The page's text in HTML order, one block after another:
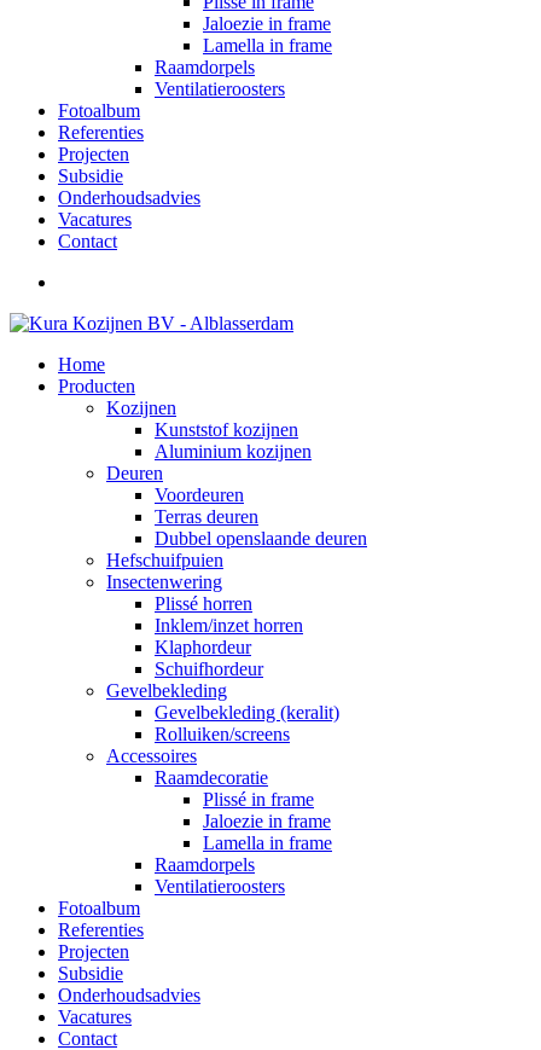
Jaloezie in frame
Lamella in frame
Raamdorpels
Ventilatieroosters
Fotoalbum
Referenties
Projecten
Subsidie
Onderhoudsadvies
Vacatures
Contact
Home
Producten
Kozijnen
Kunststof kozijnen
Aluminium kozijnen
Deuren
Voordeuren
Terras deuren
Dubbel openslaande deuren
Hefschuifpuien
Insectenwering
Plissé horren
Inklem/inzet horren
Klaphordeur
Schuifhordeur
Gevelbekleding
Gevelbekleding (keralit)
Rolluiken/screens
Accessoires
Raamdecoratie
Plissé in frame
Jaloezie in frame
Lamella in frame
Raamdorpels
Ventilatieroosters
Fotoalbum
Referenties
Projecten
Subsidie
Onderhoudsadvies
Vacatures
Contact